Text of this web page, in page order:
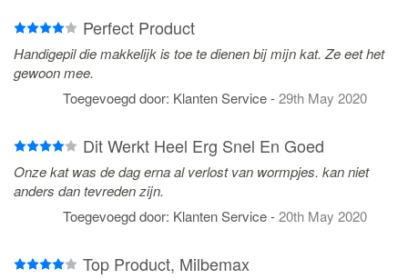
Perfect Product
Handigepil die makkelijk is toe te dienen bij mijn kat. Ze eet het
gewoon mee.
Toegevoegd door: Klanten Service-29th May 2020
Dit Werkt Heel Erg Snel En Goed
Onze kat was de dag erna al verlost van wormpjes. kan niet
anders dan tevreden zijn.
Toegevoegd door: Klanten Service-20th May 2020
Top Product, Milbemax